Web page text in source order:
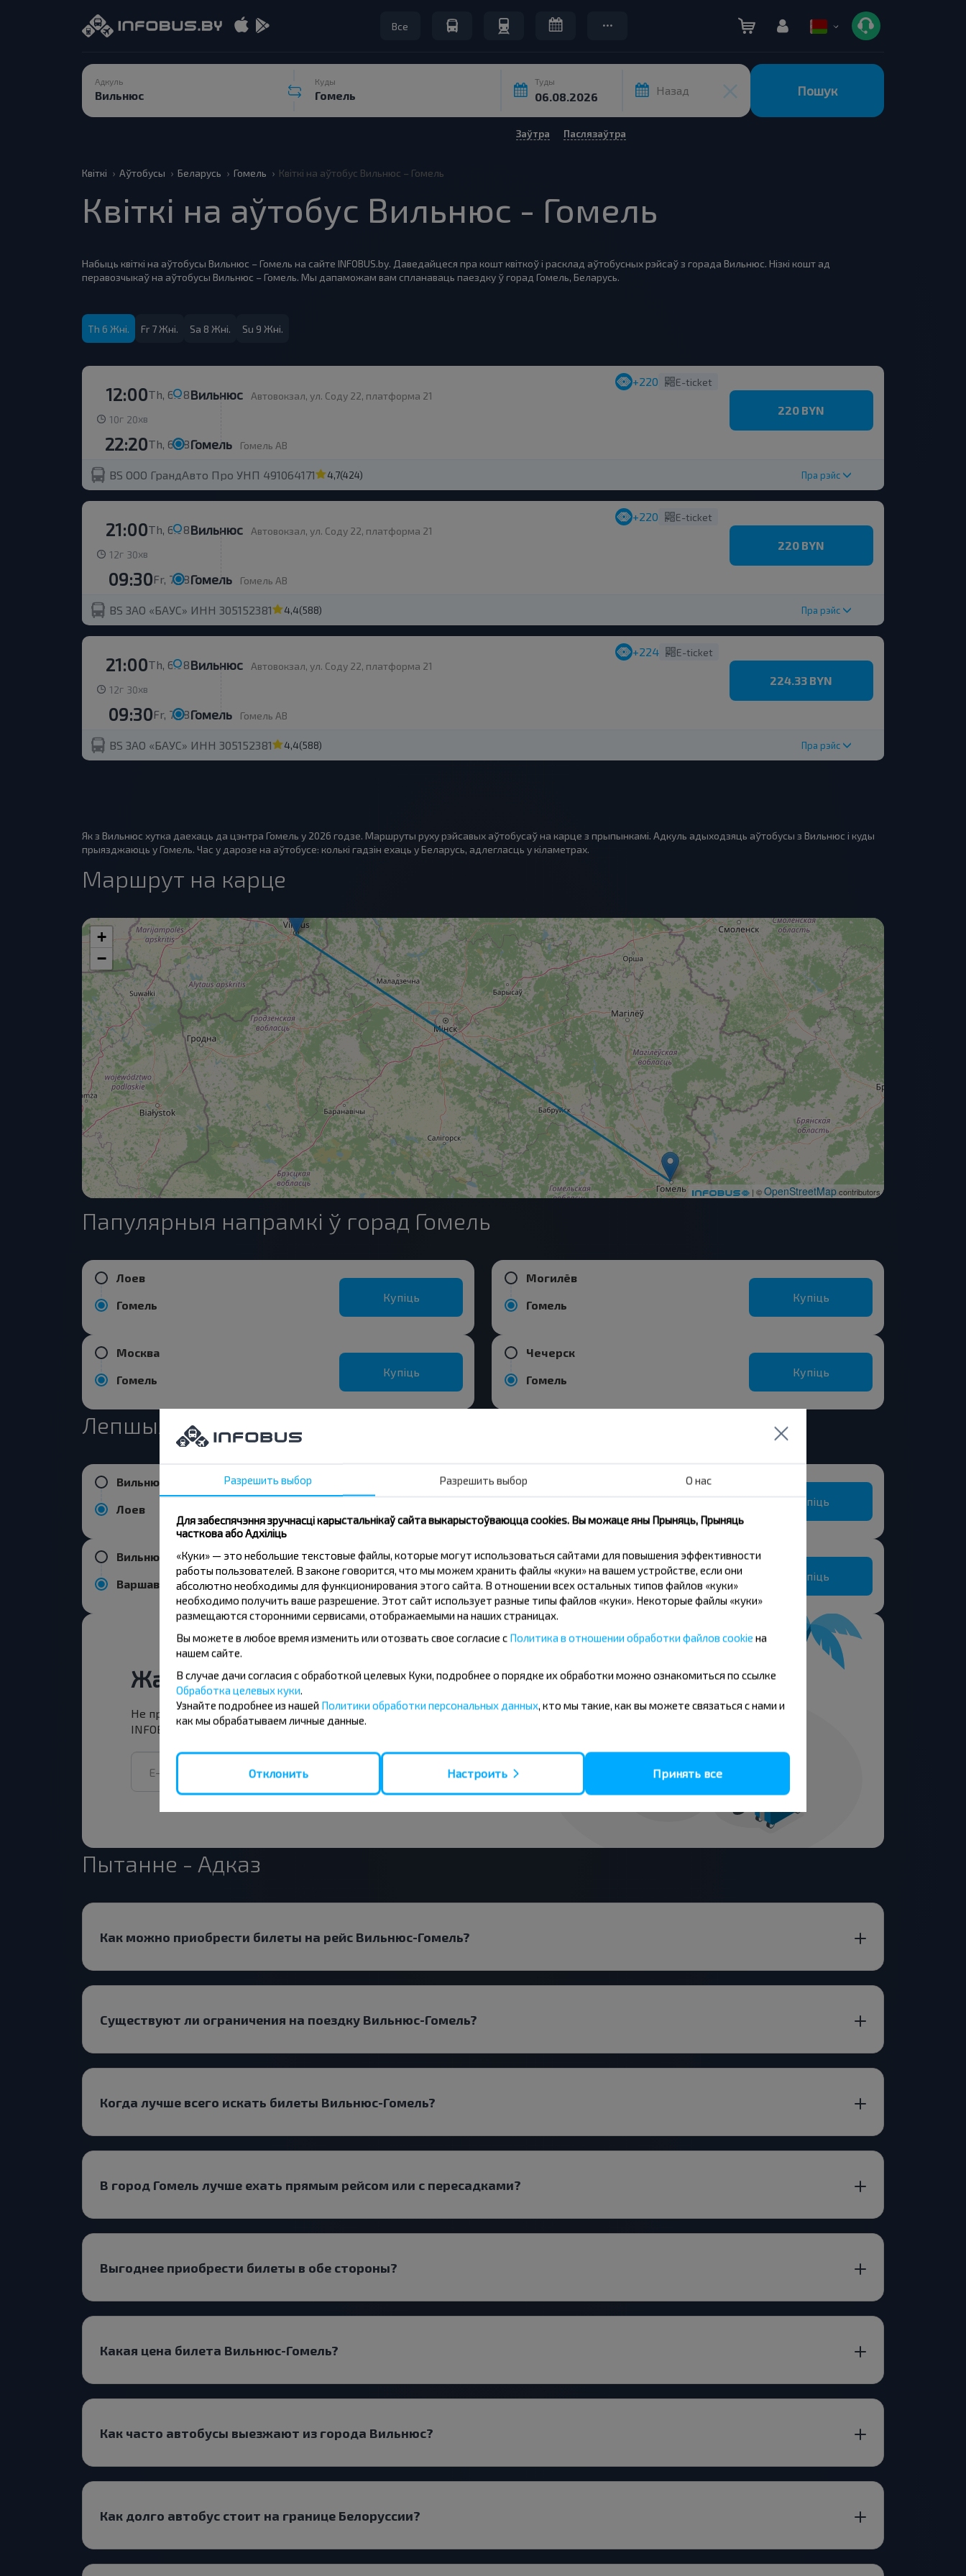
Все
Адкуль Куды Туды
Назад Пошук
Заўтра Паслязаўтра
Квіткі Аўтобусы Беларусь Гомель Квіткі на аўтобус Вильнюс – Гомель
Квіткі на аўтобус Вильнюс - Гомель
Набыць квіткі на аўтобусы Вильнюс – Гомель на сайте INFOBUS.by. Даведайцеся пра кошт квіткоў і расклад аўтобусных рэйсаў з горада Вильнюс. Нізкі кошт ад
перавозчыкаў на аўтобусы Вильнюс – Гомель. Мы дапаможам вам спланаваць паездку ў горад Гомель, Беларусь.
Th 6 Жні. Fr 7 Жні. Sa 8 Жні. Su 9 Жні.
Th, 6.08
12:00 Вильнюс
Автовокзал, ул. Соду 22, платформа 21
10г 20хв
Th, 6.08
22:20 Гомель Гомель АВ
+220 E-ticket
220 BYN
BS ООО ГрандАвто Про УНП 491064171 4,7(424) Пра рэйс
Th, 6.08
21:00 Вильнюс
Автовокзал, ул. Соду 22, платформа 21
12г 30хв
Fr, 7.08
09:30 Гомель Гомель АВ
+220 E-ticket
220 BYN
BS ЗАО «БАУС» ИНН 305152381 4,4(588) Пра рэйс
Th, 6.08
21:00 Вильнюс
Автовокзал, ул. Соду 22, платформа 21
12г 30хв
Fr, 7.08
09:30 Гомель Гомель АВ
+224 E-ticket
224.33 BYN
BS ЗАО «БАУС» ИНН 305152381 4,4(588) Пра рэйс
Як з Вильнюс хутка даехаць да цэнтра Гомель у 2026 годзе. Маршруты руху рэйсавых аўтобусаў на карце з прыпынкамі. Адкуль адыходзяць аўтобусы з Вильнюс і куды
прыязджаюць у Гомель. Час у дарозе на аўтобусе: колькі гадзін ехаць у Беларусь, адлегласць у кіламетрах.
Маршрут на карце
+
−
| ©OpenStreetMapcontributors
Папулярныя напрамкі ў горад Гомель
Лоев
Гомель
Купіць
Москва
Гомель
Купіць
Могилёв
Гомель
Купіць
Чечерск
Гомель
Купіць
Лепшыя маршруты з Вильнюс
Вильнюс
Лоев
Купіць
Вильнюс
Варшава
Купіць
Вильнюс
Купіць
Вильнюс
Новозыбков
Купіць
Жадаеце падарожнічаць танней?
Не прапусці спецыяльныя акцыі, зніжкі і іншыя цікавыя прапановы
INFOBUS. Падпішыся на атрыманне навін і падарожнічай з намі танней!
Падпісацц
Пытанне - Адказ
Как можно приобрести билеты на рейс Вильнюс-Гомель?
Существуют ли ограничения на поездку Вильнюс-Гомель?
Когда лучше всего искать билеты Вильнюс-Гомель?
В город Гомель лучше ехать прямым рейсом или с пересадками?
Выгоднее приобрести билеты в обе стороны?
Какая цена билета Вильнюс-Гомель?
Как часто автобусы выезжают из города Вильнюс?
Как долго автобус стоит на границе Белоруссии?
Разрешить выбор Разрешить выбор О нас
Для забеспячэння зручнасці карыстальнікаў сайта выкарыстоўваюцца cookies. Вы можаце яны Прыняць, Прыняць
часткова або Адхіліць
«Куки» — это небольшие текстовые файлы, которые могут использоваться сайтами для повышения эффективности
работы пользователей. В законе говорится, что мы можем хранить файлы «куки» на вашем устройстве, если они
абсолютно необходимы для функционирования этого сайта. В отношении всех остальных типов файлов «куки»
необходимо получить ваше разрешение. Этот сайт использует разные типы файлов «куки». Некоторые файлы «куки»
размещаются сторонними сервисами, отображаемыми на наших страницах.
Вы можете в любое время изменить или отозвать свое согласие с Политика в отношении обработки файлов cookie на
нашем сайте.
В случае дачи согласия с обработкой целевых Куки, подробнее о порядке их обработки можно ознакомиться по ссылке
Обработка целевых куки.
Узнайте подробнее из нашей Политики обработки персональных данных, кто мы такие, как вы можете связаться с нами и
как мы обрабатываем личные данные.
Отклонить Настроить Принять все